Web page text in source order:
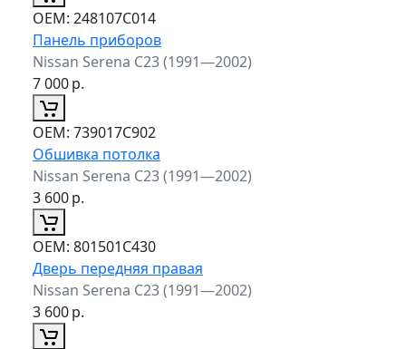
ОЕМ: 248107С014
Панель приборов
Nissan Serena C23 (1991—2002)
7 000р.
ОЕМ: 739017C902
Обшивка потолка
Nissan Serena C23 (1991—2002)
3 600р.
ОЕМ: 801501C430
Дверь передняя правая
Nissan Serena C23 (1991—2002)
3 600р.